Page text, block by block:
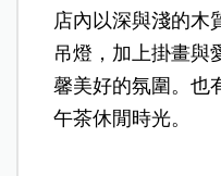
店內以深與淺的木
吊燈，加上掛畫與
馨美好的氛圍。也
午茶休閒時光。